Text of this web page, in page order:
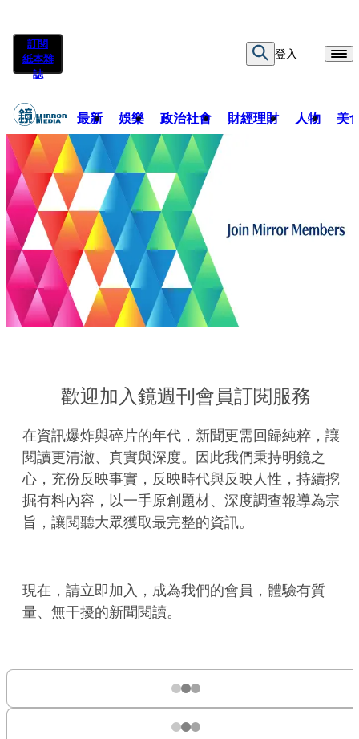
訂閱
紙本雜
誌
登入
最新 娛樂 政治社會 財經理財 人物 美
歡迎加入鏡週刊會員訂閱服務
在資訊爆炸與碎片的年代，新聞更需回歸純粹，讓
閱讀更清澈、真實與深度。因此我們秉持明鏡之
心，充份反映事實，反映時代與反映人性，持續挖
掘有料內容，以一手原創題材、深度調查報導為宗
旨，讓閱聽大眾獲取最完整的資訊。
現在，請立即加入，成為我們的會員，體驗有質
量、無干擾的新聞閱讀。